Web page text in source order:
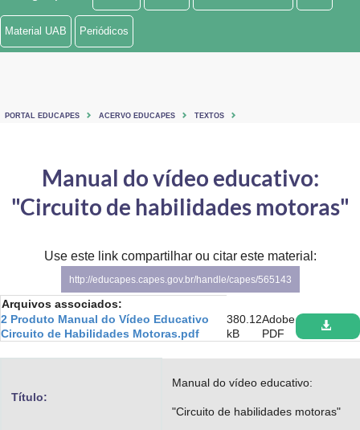
Ministério de Minas e Energia
Controladoria-Geral da União
Secretaria-Geral
Secretaria de Governo
Gabinete de Segurança Institucional
Material UAB Periódicos
PORTAL EDUCAPES ACERVO EDUCAPES TEXTOS
Manual do vídeo educativo:
"Circuito de habilidades motoras"
Use este link compartilhar ou citar este material:
http://educapes.capes.gov.br/handle/capes/565143
Arquivos associados:
2 Produto Manual do Vídeo Educativo
Circuito de Habilidades Motoras.pdf
380.12
kB
Adobe
PDF
Título:
Manual do vídeo educativo:
"Circuito de habilidades motoras"